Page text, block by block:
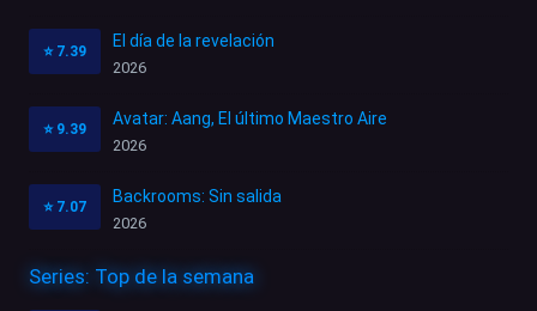
⭐ 7.39
El día de la revelación
2026
⭐ 9.39
Avatar: Aang, El último Maestro Aire
2026
⭐ 7.07
Backrooms: Sin salida
2026
Series: Top de la semana